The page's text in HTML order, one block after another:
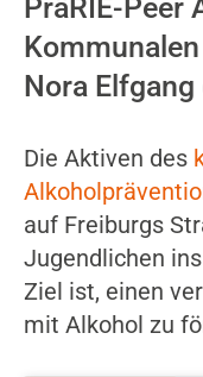
PräRIE-Peer
Nora
Die Aktiven des
auf Freiburgs
Jugendlichen
Ziel ist, einen
mit Alkohol zu